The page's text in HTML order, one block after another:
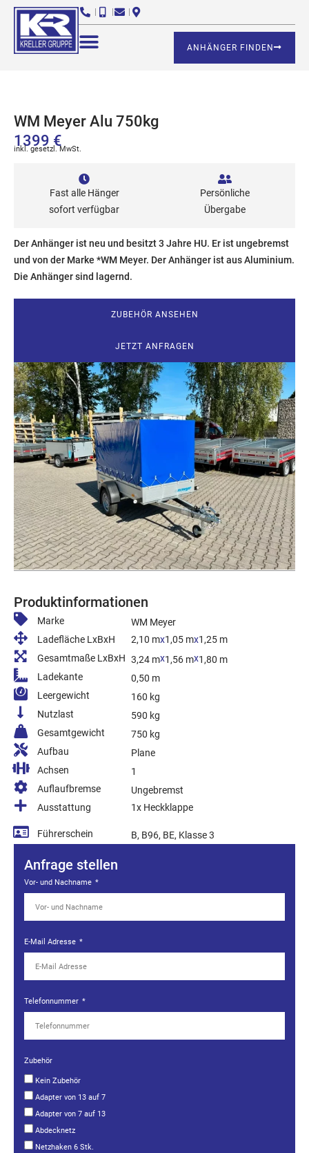
ANHÄNGER FINDEN
WM Meyer Alu 750kg
1399 €
inkl. gesetzl. MwSt.
Fast alle Hänger
sofort verfügbar
Persönliche
Übergabe
Der Anhänger ist neu und besitzt 3 Jahre HU. Er ist ungebremst
und von der Marke *WM Meyer. Der Anhänger ist aus Aluminium.
Die Anhänger sind lagernd.
ZUBEHÖR ANSEHEN
JETZT ANFRAGEN
Produktinformationen
Marke
WM Meyer
Ladefläche LxBxH
2,10 mx1,05 mx1,25 m
Gesamtmaße LxBxH 3,24 mx1,56 mx1,80 m
Ladekante
0,50 m
Leergewicht
160 kg
Nutzlast
590 kg
Gesamtgewicht
750 kg
Aufbau
Plane
Achsen
1
Auflaufbremse
Ungebremst
Ausstattung
1x Heckklappe
Führerschein B, B96, BE, Klasse 3
Anfrage stellen
Vor- und Nachname
E-Mail Adresse
Telefonnummer
Zubehör
Kein Zubehör
Adapter von 13 auf 7
Adapter von 7 auf 13
Abdecknetz
Netzhaken 6 Stk.